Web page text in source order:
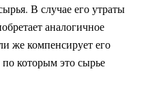
В случае его утраты
аналогичное
же компенсирует его
которым это сырье